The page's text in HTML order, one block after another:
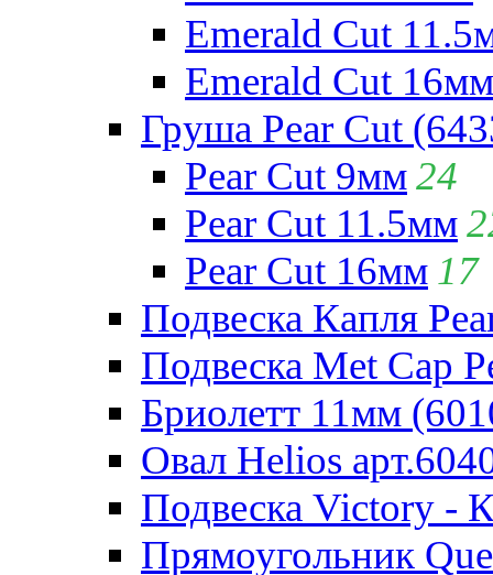
Emerald Cut
Emerald Cut 16мм
Груша Pear Cut
Pear Cut 9мм24
Pear Cut 11.5мм
Pear Cut 16мм 17
Подвеска Капля
Подвеска Met Cap
Бриолетт 11мм
Овал Helios
Подвеска Victory -
Прямоугольник